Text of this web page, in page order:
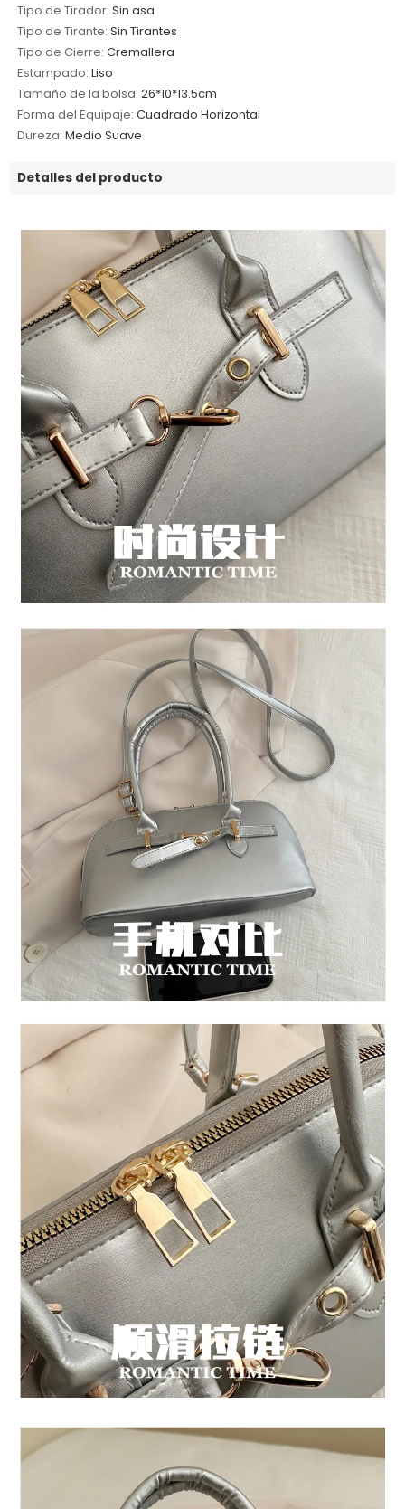
Tipo de Tirador: Sin asa
Tipo de Tirante: Sin Tirantes
Tipo de Cierre: Cremallera
Estampado: Liso
Tamaño de la bolsa: 26*10*13.5cm
Forma del Equipaje: Cuadrado Horizontal
Dureza: Medio Suave
Detalles del producto